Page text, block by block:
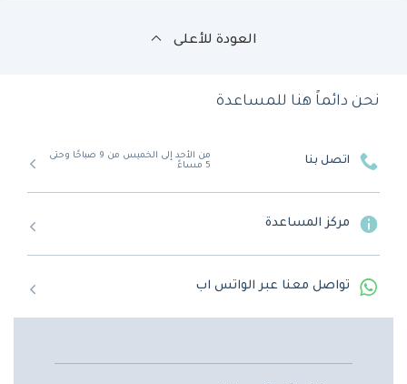
العودة للأعلى
نحن دائماً هنا للمساعدة
اتصل بنا
من الأحد إلى الخميس من 9 صباحًا وحتى
5 مساءً
مركز المساعدة
تواصل معنا عبر الواتس اب